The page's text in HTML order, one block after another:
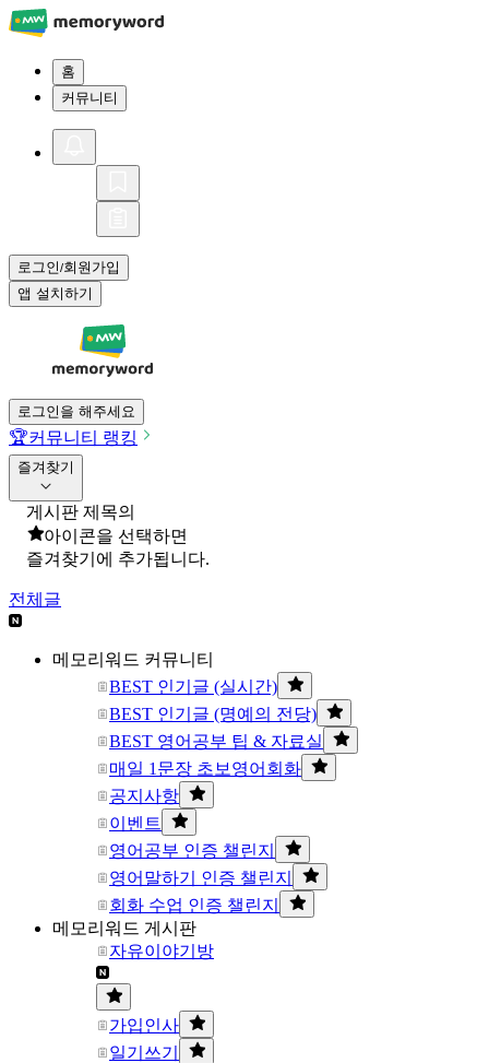
홈
커뮤니티
로그인/회원가입
앱 설치하기
로그인을 해주세요
🏆커뮤니티 랭킹
즐겨찾기
게시판 제목의
아이콘을 선택하면
즐겨찾기에 추가됩니다.
전체글
메모리워드 커뮤니티
BEST 인기글 (실시간)
BEST 인기글 (명예의 전당)
BEST 영어공부 팁 & 자료실
매일 1문장 초보영어회화
공지사항
이벤트
영어공부 인증 챌린지
영어말하기 인증 챌린지
회화 수업 인증 챌린지
메모리워드 게시판
자유이야기방
가입인사
일기쓰기